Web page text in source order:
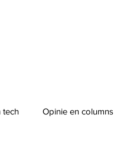
tech Opinie en columns